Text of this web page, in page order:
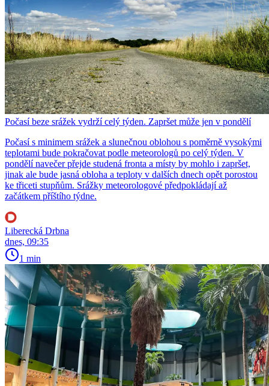
Počasí beze srážek vydrží celý týden. Zapršet může jen v pondělí
Počasí s minimem srážek a slunečnou oblohou s poměrně vysokými
teplotami bude pokračovat podle meteorologů po celý týden. V
pondělí navečer přejde studená fronta a místy by mohlo i zapršet,
jinak ale bude jasná obloha a teploty v dalších dnech opět porostou
ke třiceti stupňům. Srážky meteorologové předpokládají až
začátkem příštího týdne.
Liberecká Drbna
dnes, 09:35
1 min